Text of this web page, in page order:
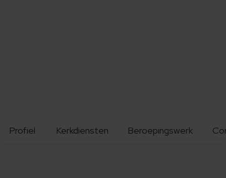
Profiel Kerkdiensten Beroepingswerk